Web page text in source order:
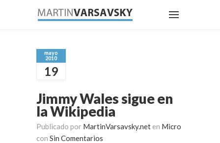
mayo
2010
19
Jimmy Wales sigue en
la Wikipedia
Publicado por MartinVarsavsky.net en Micro
con Sin Comentarios